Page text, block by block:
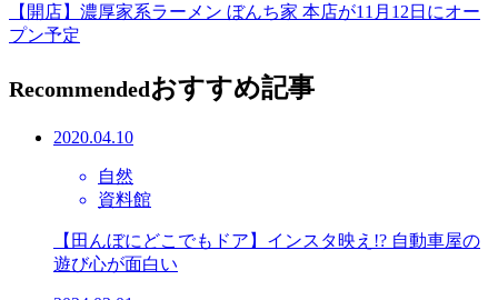
【開店】濃厚家系ラーメン ぼんち家 本店が11月12日にオー
プン予定
Recommendedおすすめ記事
2020.04.10
自然
資料館
【田んぼにどこでもドア】インスタ映え!? 自動車屋の
遊び心が面白い